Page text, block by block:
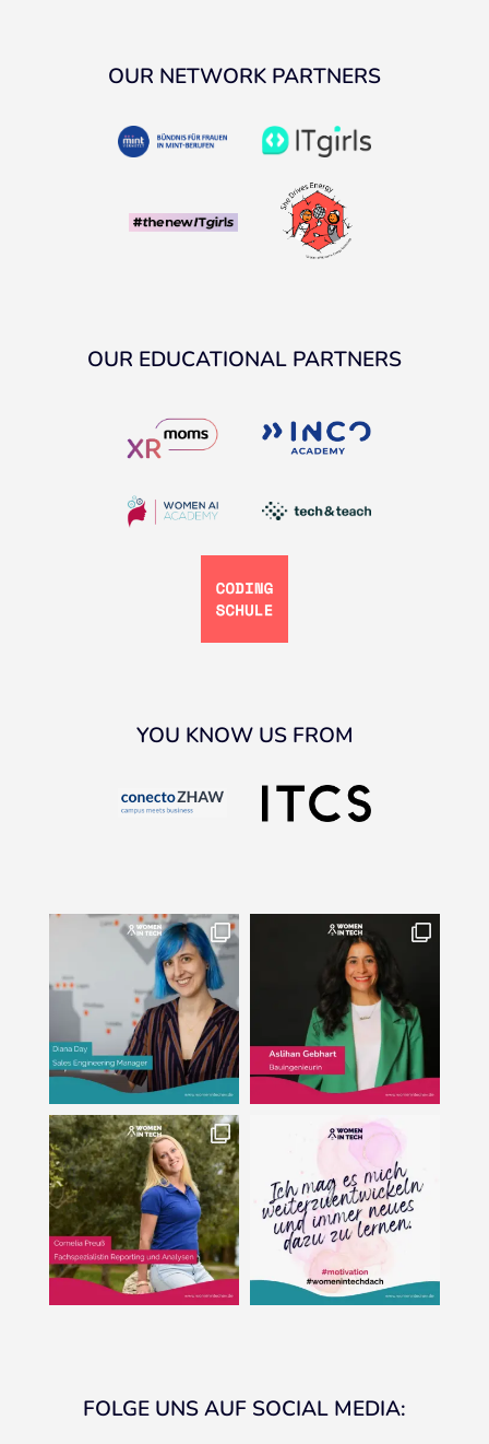
OUR NETWORK PARTNERS
OUR EDUCATIONAL PARTNERS
YOU KNOW US FROM
FOLGE UNS AUF SOCIAL MEDIA: